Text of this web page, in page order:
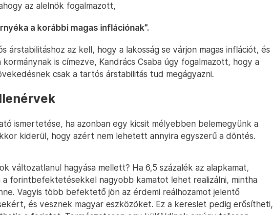
az alelnök fogalmazott,
a korábbi magas inflációnak”.
árstabilitáshoz az kell, hogy a lakosság se várjon magas inflációt, és
kormánynak is címezve, Kandrács Csaba úgy fogalmazott, hogy a
csak a tartós árstabilitás tud megágyazni.
ismertetése, ha azonban egy kicsit mélyebben belemegyünk a
kiderül, hogy azért nem lehetett annyira egyszerű a döntés.
változatlanul hagyása mellett? Ha 6,5 százalék az alapkamat,
forintbefektetésekkel nagyobb kamatot lehet realizálni, mintha
Vagyis több befektető jön az érdemi reálhozamot jelentő
és vesznek magyar eszközöket. Ez a kereslet pedig erősítheti,